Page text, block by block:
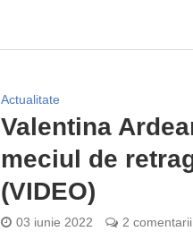
Actualitate
Valentina
meciul de
(VIDEO)
03 iunie 2022 2 comentarii